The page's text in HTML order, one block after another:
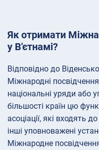
Як отримати
у В'єтнамі?
Відповідно до
Міжнародні
національні уряди або
більшості країн цю
асоціації, які входять
інші уповноважені
Міжнародне